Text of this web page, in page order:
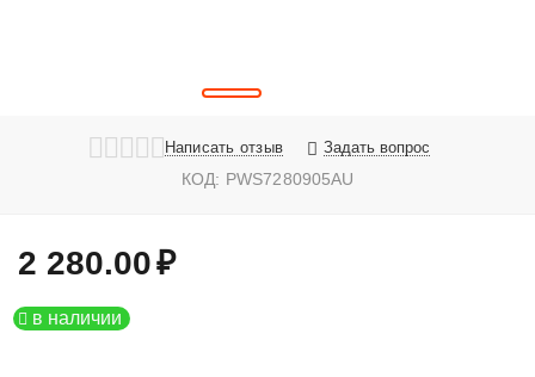
Написать отзыв Задать вопрос
КОД: PWS7280905AU
2 280.00₽
в наличии